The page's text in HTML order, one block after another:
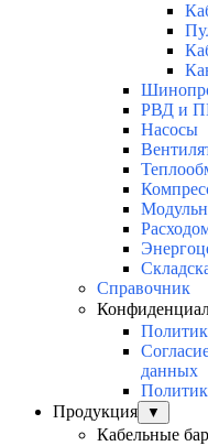
РВД и
Насосы
Справочник
данных
Продукция
▼
Кабельные